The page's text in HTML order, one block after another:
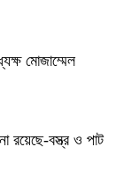
মোজাম্মেল
রয়েছে-বস্ত্র ও পাট